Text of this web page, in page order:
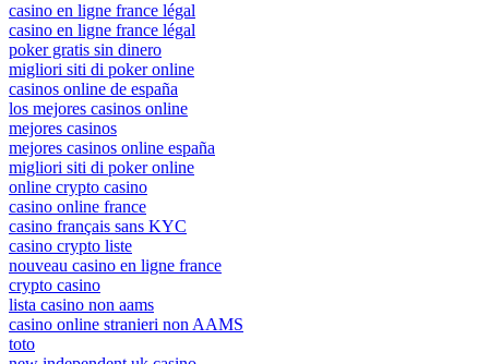
casino en ligne france légal
casino en ligne france légal
poker gratis sin dinero
migliori siti di poker online
casinos online de españa
los mejores casinos online
mejores casinos
mejores casinos online españa
migliori siti di poker online
online crypto casino
casino online france
casino français sans KYC
casino crypto liste
nouveau casino en ligne france
crypto casino
lista casino non aams
casino online stranieri non AAMS
toto